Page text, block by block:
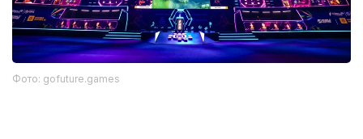
Фото: gofuture.games